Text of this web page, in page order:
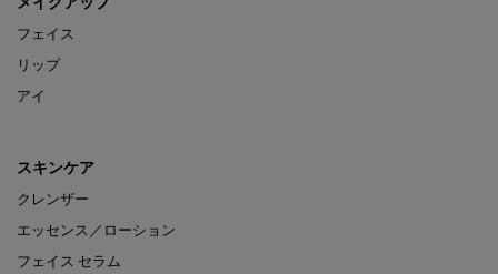
フェイス
リップ
アイ
スキンケア
クレンザー
エッセンス／ローション
フェイス セラム